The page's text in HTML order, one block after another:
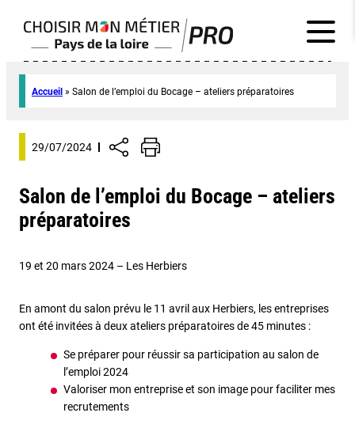
Accueil » Salon de l’emploi du Bocage – ateliers préparatoires
29/07/2024
Salon de l’emploi du Bocage – ateliers
préparatoires
19 et 20 mars 2024 – Les Herbiers
En amont du salon prévu le 11 avril aux Herbiers, les entreprises
ont été invitées à deux ateliers préparatoires de 45 minutes :
Se préparer pour réussir sa participation au salon de
l’emploi 2024
Valoriser mon entreprise et son image pour faciliter mes
recrutements